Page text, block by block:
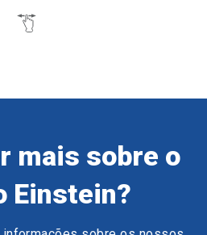
mais sobre o
Einstein?